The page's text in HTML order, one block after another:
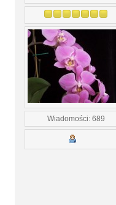
Wiadomości: 689